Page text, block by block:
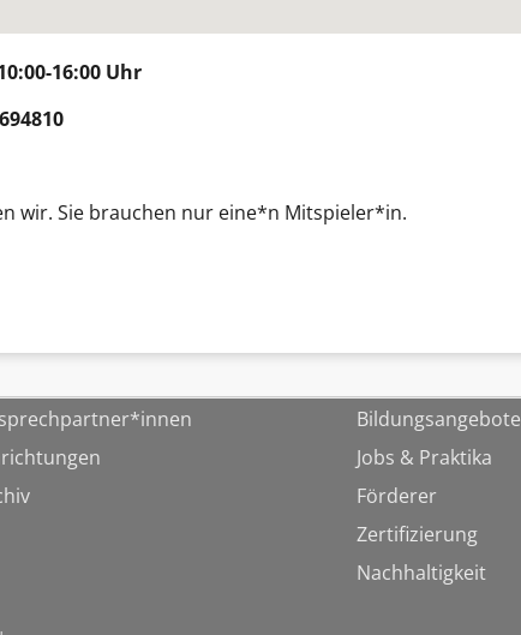
16:00 Uhr
wir. Sie brauchen nur eine*n Mitspieler*in.
Bildungsangebote
Jobs & Praktika
Förderer
Zertifizierung
Nachhaltigkeit